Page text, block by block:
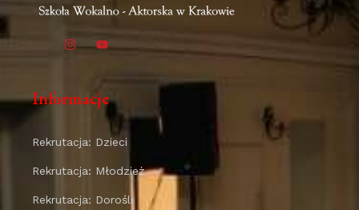
Informacje
Rekrutacja: Dzieci
Rekrutacja: Młodzież
Rekrutacja: Dorośli